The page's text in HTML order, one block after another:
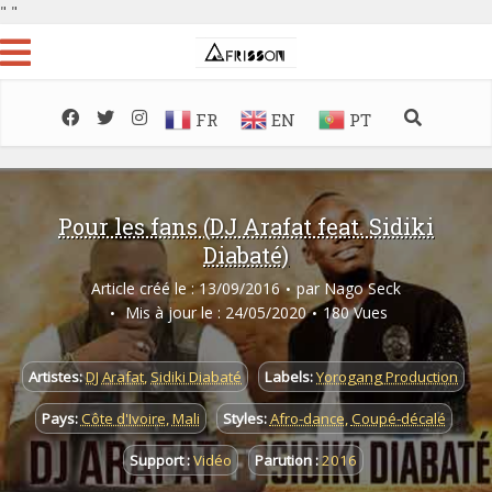
" "
FR EN PT
Pour les fans (DJ Arafat feat. Sidiki
Diabaté)
Article créé le : 13/09/2016 par Nago Seck
Mis à jour le : 24/05/2020
180 Vues
Artistes:DJ Arafat,Sidiki Diabaté Labels:Yorogang Production
Pays:Côte d'Ivoire,Mali Styles:Afro-dance,Coupé-décalé
Support :Vidéo Parution :2016